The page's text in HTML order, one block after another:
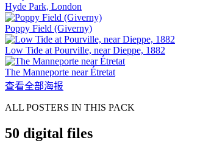
Hyde Park, London
Poppy Field (Giverny)
Low Tide at Pourville, near Dieppe, 1882
The Manneporte near Étretat
查看全部海报
ALL POSTERS IN THIS PACK
50 digital files